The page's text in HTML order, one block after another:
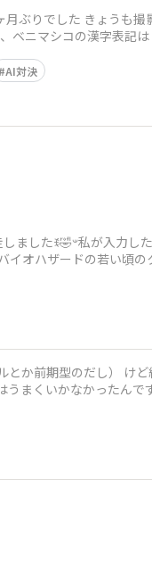
ぶりでした きょうも撮
ニマシコの漢字表記は
AI対決
入力したのは
イオハザードの若い頃の